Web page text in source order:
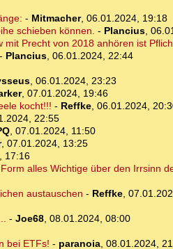
- Mitmacher, 06.01.2024, 19:18
schieben können. - Plancius,
Precht von 2018 anhören ist
Plancius, 06.01.2024, 22:44
, 06.01.2024, 23:23
, 07.01.2024, 19:46
kocht!!! - Reffke, 06.01.2024,
22:55
, 07.01.2024, 11:50
, 07.01.2024, 13:25
17:16
alles Wichtige über den Irrsinn
austauschen - Reffke,
- Joe68, 08.01.2024, 08:00
bei ETFs! - paranoia, 08.01.2024,